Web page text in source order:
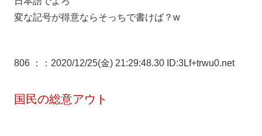
変な記号が得意ならそっちで書けば？w
806 ： ：2020/12/25(金) 21:29:48.30 ID:3Lf+trwu0.net
国民の総意アウト